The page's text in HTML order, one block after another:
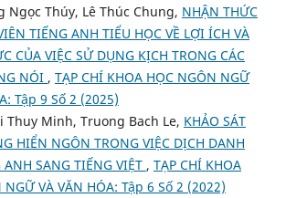
Ngọc Thúy, Lê Thúc Chung, NHẬN THỨC
TIẾNG ANH TIỂU HỌC VỀ LỢI ÍCH VÀ
CỦA VIỆC SỬ DỤNG KỊCH TRONG CÁC
NÓI , TẠP CHÍ KHOA HỌC NGÔN NGỮ
Tập 9 Số 2 (2025)
Thuy Minh, Truong Bach Le, KHẢO SÁT
HIỂN NGÔN TRONG VIỆC DỊCH DANH
ANH SANG TIẾNG VIỆT , TẠP CHÍ KHOA
NGỮ VÀ VĂN HÓA: Tập 6 Số 2 (2022)